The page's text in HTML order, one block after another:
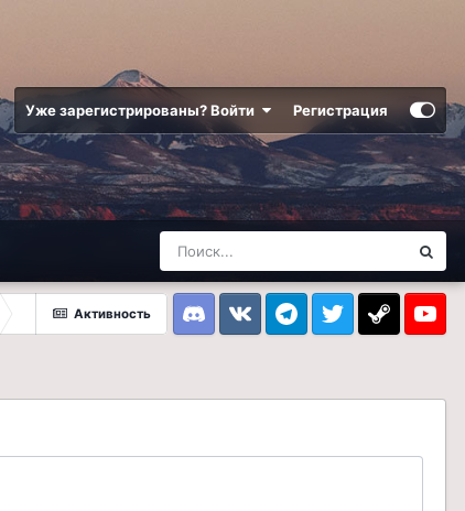
Уже зарегистрированы? Войти Регистрация
Активность
DiscordVK TelegramTwitter Steam